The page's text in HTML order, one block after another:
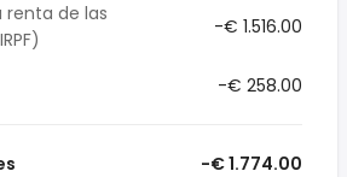
renta de las
-€ 1.516.00
-€ 258.00
-€ 1.774.00